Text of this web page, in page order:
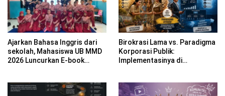
Ajarkan Bahasa Inggris dari
sekolah, Mahasiswa UB MMD
2026 Luncurkan E-book
Sumberngepoh
Birokrasi Lama vs. Paradigma
Korporasi Publik:
Implementasinya di